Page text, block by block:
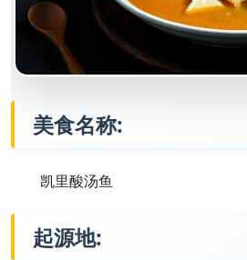
美食名称:
凯里酸汤鱼
起源地: